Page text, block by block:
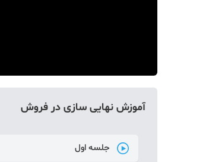
آموزش نهایی سازی در فروش
جلسه اول